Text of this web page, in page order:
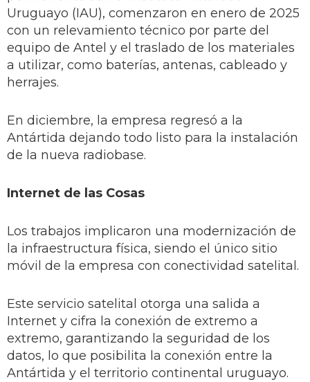
Uruguayo (IAU), comenzaron en enero de 2025
con un relevamiento técnico por parte del
equipo de Antel y el traslado de los materiales
a utilizar, como baterías, antenas, cableado y
herrajes.
En diciembre, la empresa regresó a la
Antártida dejando todo listo para la instalación
de la nueva radiobase.
Internet de las Cosas
Los trabajos implicaron una modernización de
la infraestructura física, siendo el único sitio
móvil de la empresa con conectividad satelital.
Este servicio satelital otorga una salida a
Internet y cifra la conexión de extremo a
extremo, garantizando la seguridad de los
datos, lo que posibilita la conexión entre la
Antártida y el territorio continental uruguayo.